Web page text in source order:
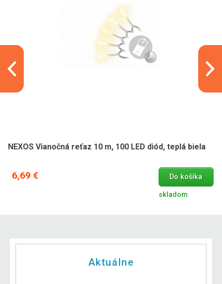
NEXOS Vianočná reťaz 10 m, 100 LED diód, teplá biela
6,69 € Do košíka
skladom
Aktuálne